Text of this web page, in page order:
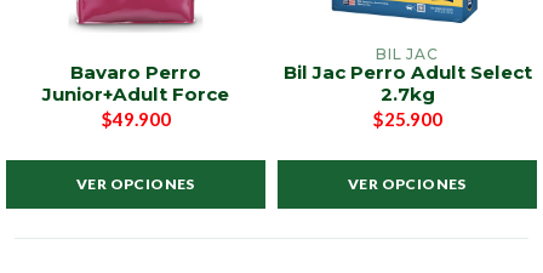
Bavaro Perro
Junior+Adult Force
$49.900
VER OPCIONES
BIL JAC
Bil Jac Perro Adult Select
2.7kg
$25.900
VER OPCIONES